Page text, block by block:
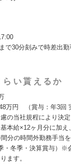
で30分刻みで時差出勤
い貰えるか
万円 （賞与：年3回
の当社規程により決定
本給×12ヶ月分に加
分の時間外勤務手当
・冬季・決算賞与）※
ます。